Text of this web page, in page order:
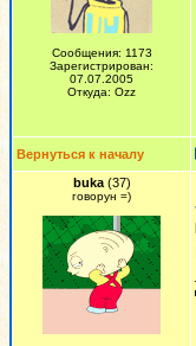
Сообщения: 1173
Зарегистрирован:
07.07.2005
Откуда: Ozz
Вернуться к началу
buka(37)
говорун =)